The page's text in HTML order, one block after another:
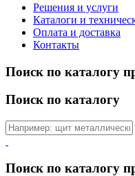
Решения и услуги
Каталоги и
Оплата и доставка
Контакты
Поиск по каталогу
Поиск по каталогу
Поиск по каталогу